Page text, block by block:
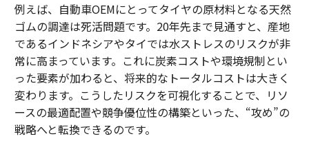
例えば、自動車OEMにとってタイヤの原材料となる天然
ゴムの調達は死活問題です。20年先まで見通すと、産地
であるインドネシアやタイでは水ストレスのリスクが非
常に高まっています。これに炭素コストや環境規制とい
った要素が加わると、将来的なトータルコストは大きく
変わります。こうしたリスクを可視化することで、リソ
ースの最適配置や競争優位性の構築といった、“攻め”の
戦略へと転換できるのです。